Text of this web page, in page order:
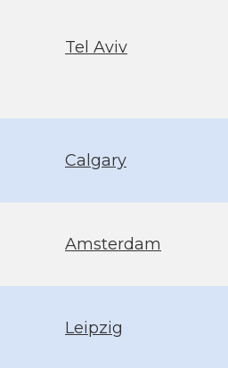
Tel Aviv
Calgary
Amsterdam
Leipzig